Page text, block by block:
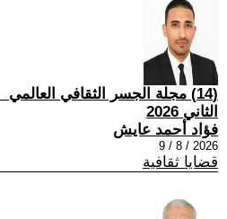
(14) مجلة الجسر الثقافي
الثاني 2026
فؤاد أحمد عايش
2026 / 8 / 9
قضايا ثقافية